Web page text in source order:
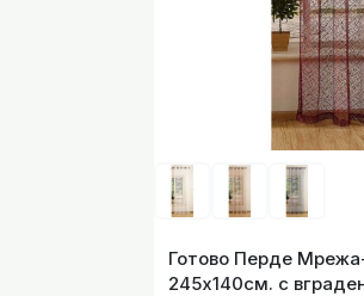
Готово Перде
245х140см. с
Готово перде
Готово